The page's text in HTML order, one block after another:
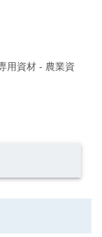
用資材 - 農業資